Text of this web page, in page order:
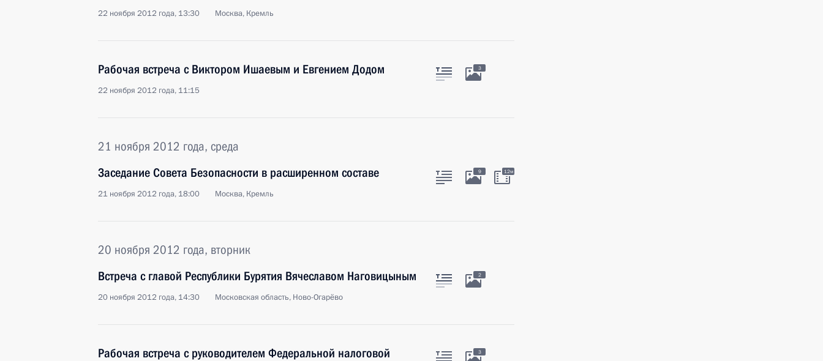
22 ноября 2012 года, 13:30 Москва, Кремль
Рабочая встреча с Виктором Ишаевым и Евгением Додом
22 ноября 2012 года, 11:15
3
21 ноября 2012 года, среда
Заседание Совета Безопасности в расширенном составе
21 ноября 2012 года, 18:00 Москва, Кремль
9 12м
20 ноября 2012 года, вторник
Встреча с главой Республики Бурятия Вячеславом Наговицыным
20 ноября 2012 года, 14:30 Московская область, Ново-Огарёво
2
Рабочая встреча с руководителем Федеральной налоговой
3